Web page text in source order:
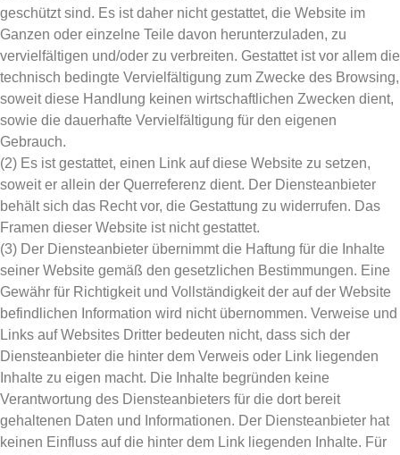
geschützt sind. Es ist daher nicht gestattet, die Website im
Ganzen oder einzelne Teile davon herunterzuladen, zu
vervielfältigen und/oder zu verbreiten. Gestattet ist vor allem die
technisch bedingte Vervielfältigung zum Zwecke des Browsing,
soweit diese Handlung keinen wirtschaftlichen Zwecken dient,
sowie die dauerhafte Vervielfältigung für den eigenen
Gebrauch.
(2) Es ist gestattet, einen Link auf diese Website zu setzen,
soweit er allein der Querreferenz dient. Der Diensteanbieter
behält sich das Recht vor, die Gestattung zu widerrufen. Das
Framen dieser Website ist nicht gestattet.
(3) Der Diensteanbieter übernimmt die Haftung für die Inhalte
seiner Website gemäß den gesetzlichen Bestimmungen. Eine
Gewähr für Richtigkeit und Vollständigkeit der auf der Website
befindlichen Information wird nicht übernommen. Verweise und
Links auf Websites Dritter bedeuten nicht, dass sich der
Diensteanbieter die hinter dem Verweis oder Link liegenden
Inhalte zu eigen macht. Die Inhalte begründen keine
Verantwortung des Diensteanbieters für die dort bereit
gehaltenen Daten und Informationen. Der Diensteanbieter hat
keinen Einfluss auf die hinter dem Link liegenden Inhalte. Für